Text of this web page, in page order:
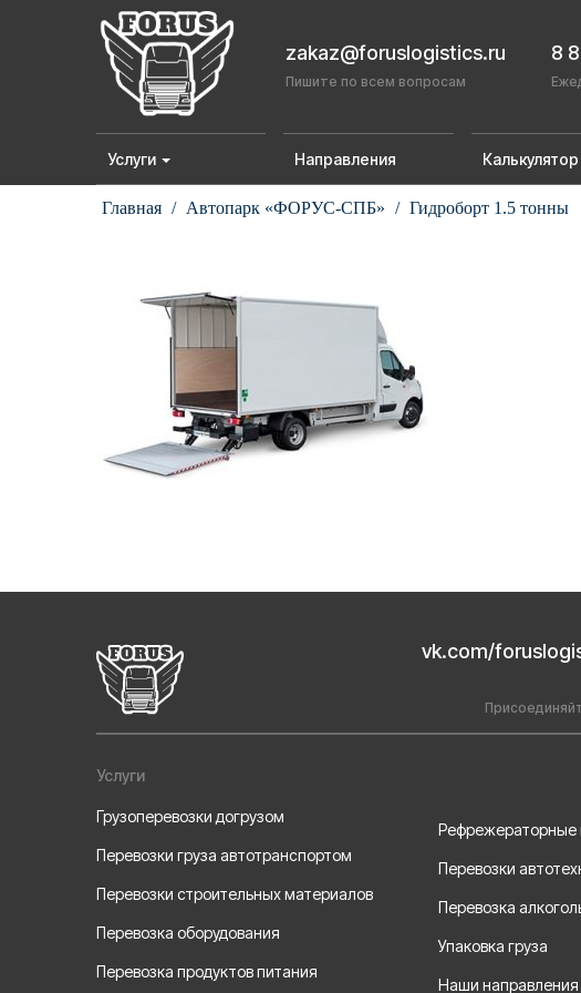
zakaz@foruslogistics.ru
Пишите по всем вопросам
8
Услуги Направления Калькулятор
Главная / Автопарк «ФОРУС-СПБ» / Гидроборт 1.5 тонны
vk.com/
Услуги
Грузоперевозки догрузом
Перевозки груза автотранспортом
Перевозки строительных материалов
Перевозка оборудования
Перевозка продуктов питания
Рефрежераторные
Перевозки
Перевозка
Упаковка груза
Наши направления